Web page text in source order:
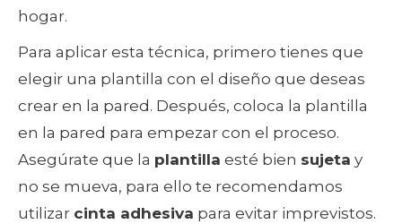
hogar.
Para aplicar esta técnica, primero tienes que
elegir una plantilla con el diseño que deseas
crear en la pared. Después, coloca la plantilla
en la pared para empezar con el proceso.
Asegúrate que la plantilla esté bien sujeta y
no se mueva, para ello te recomendamos
utilizar cinta adhesiva para evitar imprevistos.